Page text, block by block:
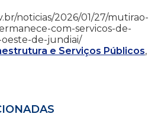
noticias/2026/01/27/mutirao-
com-servicos-de-
de-jundiai/
e Serviços Públicos,